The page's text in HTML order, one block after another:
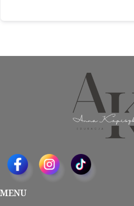
MENU